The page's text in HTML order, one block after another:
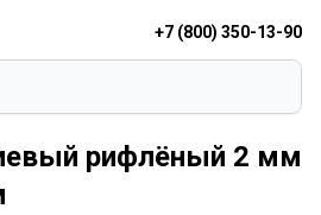
+7 (800) 350-13-90
рифлёный 2 мм